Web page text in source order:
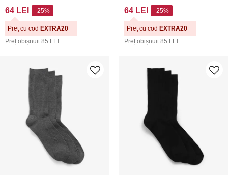
64 LEI
Preț obișnuit 85 LEI
-25%
Preț cu cod EXTRA20
64 LEI
Preț obișnuit 85 LEI
-25%
Preț cu cod EXTRA20